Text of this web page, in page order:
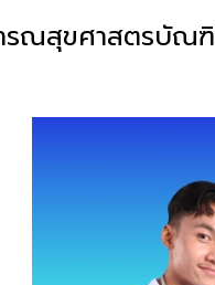
รณสุขศาสตรบัณ